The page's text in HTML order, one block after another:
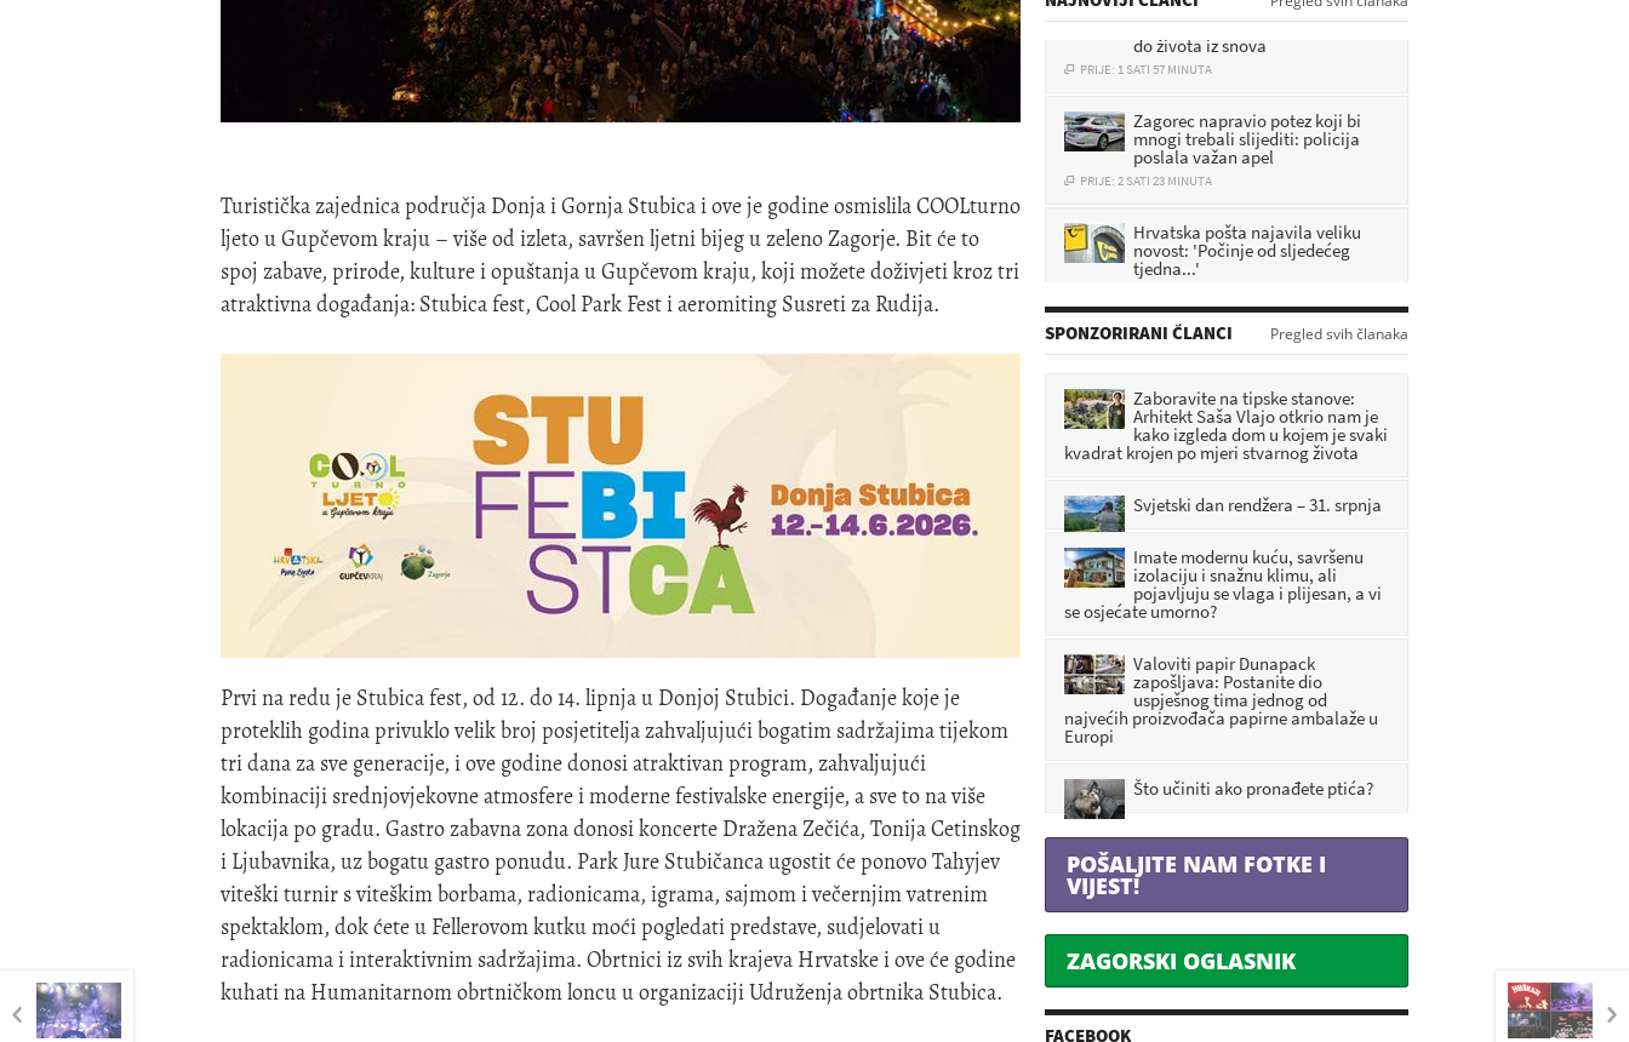
Turistička zajednica područja Donja i Gornja Stubica i ove je godine osmislila COOLturno
ljeto u Gupčevom kraju – više od izleta, savršen ljetni bijeg u zeleno Zagorje. Bit će to
spoj zabave, prirode, kulture i opuštanja u Gupčevom kraju, koji možete doživjeti kroz tri
atraktivna događanja: Stubica fest, Cool Park Fest i aeromiting Susreti za Rudija.
Prvi na redu je Stubica fest, od 12. do 14. lipnja u Donjoj Stubici. Događanje koje je
proteklih godina privuklo velik broj posjetitelja zahvaljujući bogatim sadržajima tijekom
tri dana za sve generacije, i ove godine donosi atraktivan program, zahvaljujući
kombinaciji srednjovjekovne atmosfere i moderne festivalske energije, a sve to na više
lokacija po gradu. Gastro zabavna zona donosi koncerte Dražena Zečića, Tonija Cetinskog
i Ljubavnika, uz bogatu gastro ponudu. Park Jure Stubičanca ugostit će ponovo Tahyjev
viteški turnir s viteškim borbama, radionicama, igrama, sajmom i večernjim vatrenim
spektaklom, dok ćete u Fellerovom kutku moći pogledati predstave, sudjelovati u
radionicama i interaktivnim sadržajima. Obrtnici iz svih krajeva Hrvatske i ove će godine
kuhati na Humanitarnom obrtničkom loncu u organizaciji Udruženja obrtnika Stubica.
do života iz snova
PRIJE: 1 SATI 57 MINUTA
mnogi trebali slijediti: policija
poslala važan apel
PRIJE: 2 SATI 23 MINUTA
novost: 'Počinje od sljedećeg
tjedna...'
PRIJE: 2 SATI 48 MINUTA
Velike promjene od rujna: brojne
hrvatske građane čekaju novosti,
evo svih detalja
Vatrogasci upozoravaju Zagorce:
Ovo nikako nemojte raditi tijekom
ovih vrućina, posljedice mogu biti
 PRIJE: 1 SATI 29 MINUTA
SPONZORIRANI ČLANCI Pregled svih članaka
Zaboravite na tipske stanove:
Arhitekt Saša Vlajo otkrio nam je
kako izgleda dom u kojem je svaki
kvadrat krojen po mjeri stvarnog života
Svjetski dan rendžera – 31. srpnja
Imate modernu kuću, savršenu
izolaciju i snažnu klimu, ali
pojavljuju se vlaga i plijesan, a vi
se osjećate umorno?
Valoviti papir Dunapack
zapošljava: Postanite dio
uspješnog tima jednog od
najvećih proizvođača papirne ambalaže u
Europi
Što učiniti ako pronađete ptića?
POŠALJITE NAM FOTKE I
VIJEST!
ZAGORSKI OGLASNIK
FACEBOOK